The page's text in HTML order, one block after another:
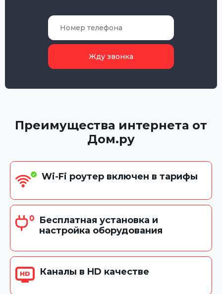
Жду звонка
Преимущества интернета от
Дом.ру
Wi-Fi роутер включен в тарифы
Бесплатная установка и
настройка оборудования
Каналы в HD качестве